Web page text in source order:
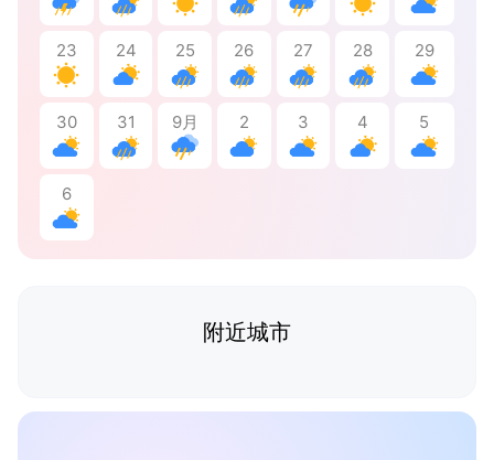
23 24 25 26 27 28 29
30 31 9月 2 3 4 5
6
附近城市